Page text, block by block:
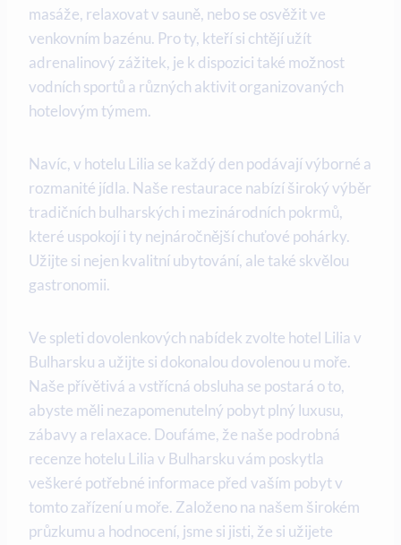
masáže, relaxovat v sauně, nebo se osvěžit ve
venkovním bazénu. Pro ty, kteří si chtějí užít
adrenalinový zážitek, je k dispozici také možnost
vodních sportů a různých aktivit organizovaných
hotelovým týmem.
Navíc, v hotelu Lilia se každý den podávají výborné a
rozmanité jídla. Naše restaurace nabízí široký výběr
tradičních bulharských i mezinárodních pokrmů,
které uspokojí i ty nejnáročnější chuťové pohárky.
Užijte si nejen kvalitní ubytování, ale také skvělou
gastronomii.
Ve spleti dovolenkových nabídek zvolte hotel Lilia v
Bulharsku a užijte si dokonalou dovolenou u moře.
Naše přívětivá a vstřícná obsluha se postará o to,
abyste měli nezapomenutelný pobyt plný luxusu,
zábavy a relaxace. Doufáme, že naše podrobná
recenze hotelu Lilia v Bulharsku vám poskytla
veškeré potřebné informace před vaším pobyt v
tomto zařízení u moře. Založeno na našem širokém
průzkumu a hodnocení, jsme si jisti, že si užijete